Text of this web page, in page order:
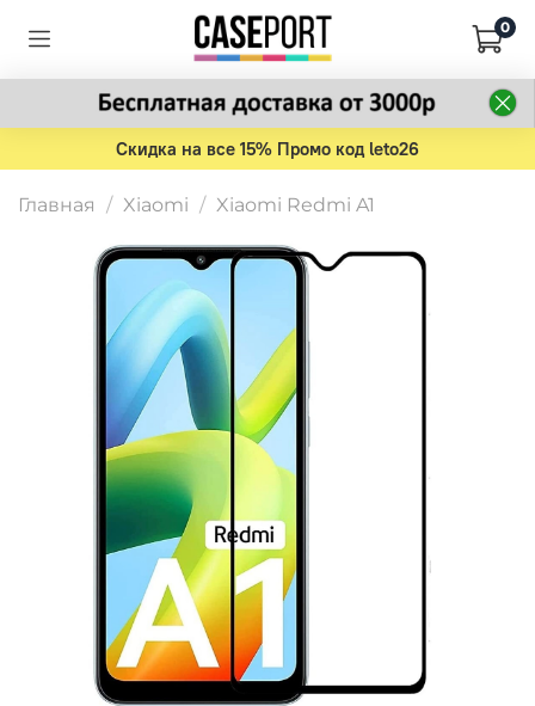
0
Скидка на все 15% Промо код leto26
Главная Xiaomi Xiaomi Redmi A1